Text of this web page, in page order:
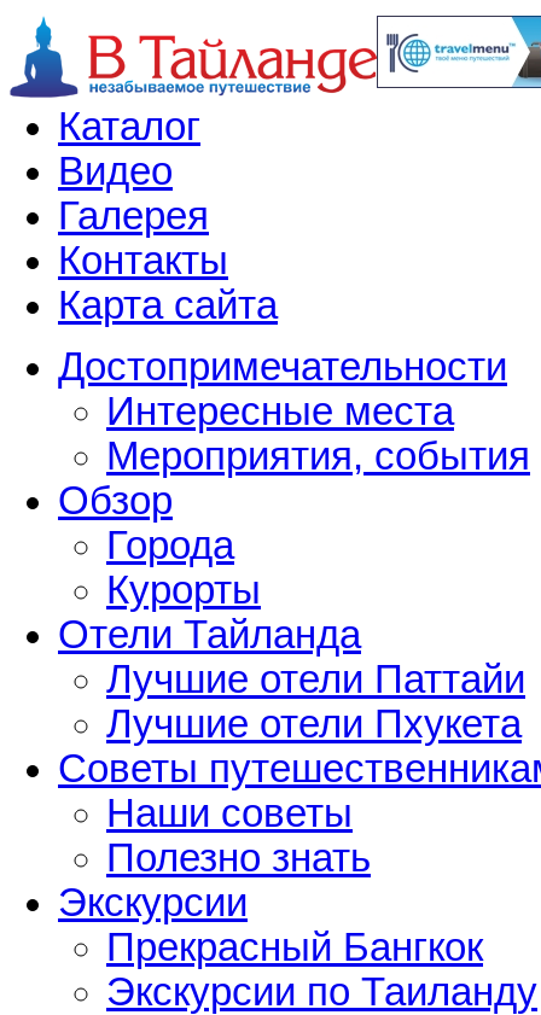
Каталог
Видео
Галерея
Контакты
Карта сайта
Достопримечательности
Интересные места
Мероприятия, события
Обзор
Города
Курорты
Отели Тайланда
Лучшие отели Паттайи
Лучшие отели Пхукета
Советы
Наши советы
Полезно знать
Экскурсии
Прекрасный Бангкок
Экскурсии по Таиланду